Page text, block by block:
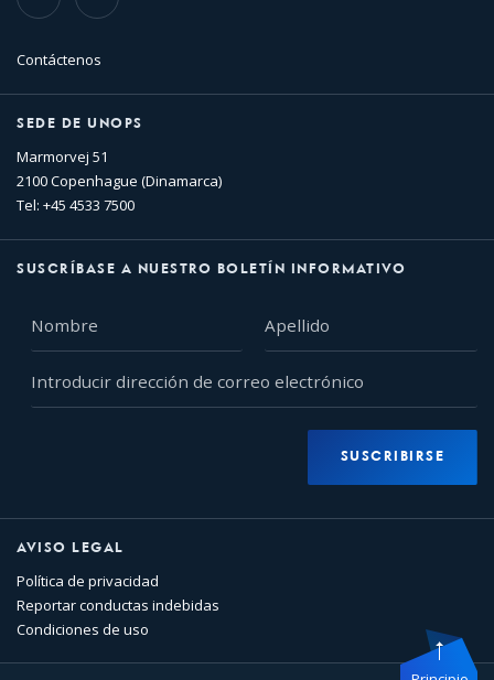
Contáctenos
SEDE DE UNOPS
Marmorvej 51
2100 Copenhague (Dinamarca)
Tel: +45 4533 7500
SUSCRÍBASE A NUESTRO BOLETÍN INFORMATIVO
dirección
SUSCRIBIRSE
AVISO LEGAL
Política de privacidad
Reportar conductas indebidas
Condiciones de uso